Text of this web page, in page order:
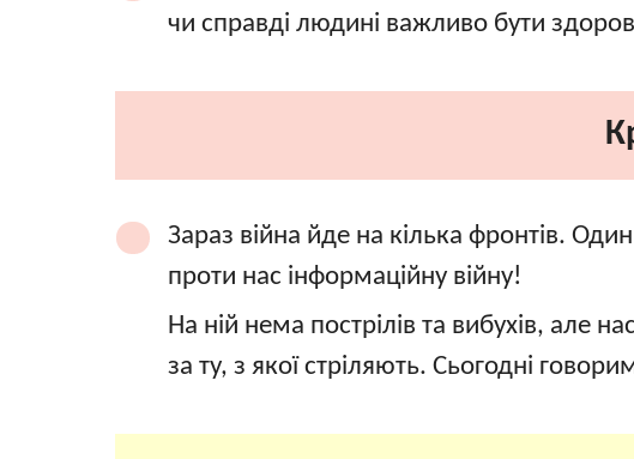
чи справді людині важливо бути
Зараз війна йде на кілька фронтів.
проти нас інформаційну війну!
На ній нема пострілів та вибухів, але
за ту, з якої стріляють. Сьогодні